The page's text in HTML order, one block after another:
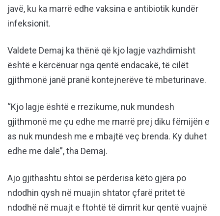
javë, ku ka marrë edhe vaksina e antibiotik kundër
infeksionit.
Valdete Demaj ka thënë që kjo lagje vazhdimisht
është e kërcënuar nga qentë endacakë, të cilët
gjithmonë janë pranë kontejnerëve të mbeturinave.
“Kjo lagje është e rrezikume, nuk mundesh
gjithmonë me çu edhe me marrë prej diku fëmijën e
as nuk mundesh me e mbajtë veç brenda. Ky duhet
edhe me dalë”, tha Demaj.
Ajo gjithashtu shtoi se përderisa këto gjëra po
ndodhin qysh në muajin shtator çfarë pritet të
ndodhë në muajt e ftohtë të dimrit kur qentë vuajnë